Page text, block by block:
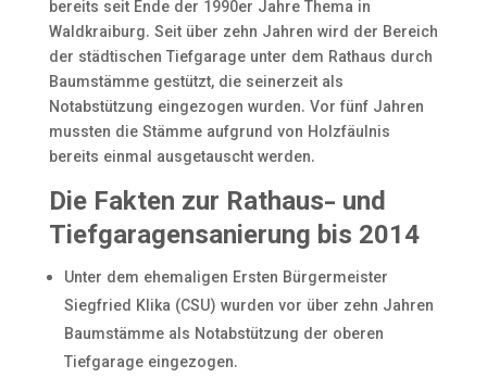
bereits seit Ende der 1990er Jahre Thema in
Waldkraiburg. Seit über zehn Jahren wird der Bereich
der städtischen Tiefgarage unter dem Rathaus durch
Baumstämme gestützt, die seinerzeit als
Notabstützung eingezogen wurden. Vor fünf Jahren
mussten die Stämme aufgrund von Holzfäulnis
bereits einmal ausgetauscht werden.
Die Fakten zur Rathaus- und
Tiefgaragensanierung bis 2014
Unter dem ehemaligen Ersten Bürgermeister
Siegfried Klika (CSU) wurden vor über zehn Jahren
Baumstämme als Notabstützung der oberen
Tiefgarage eingezogen.